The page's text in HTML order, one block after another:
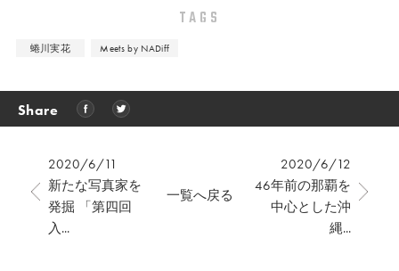
TAGS
蜷川実花 Meets by NADiff
Share
2020/6/11
新たな写真家を
発掘 「第四回
入...
2020/6/12
46年前の那覇を
中心とした沖
縄...
一覧へ戻る